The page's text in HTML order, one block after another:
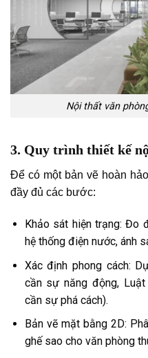
Nội thất văn
3. Quy trình thiết kế
Để có một bản vẽ hoàn
đầy đủ các bước:
Khảo sát hiện trạng: Đo
hệ thống điện nước, ánh
Xác định phong cách:
cần sự năng động,
cần sự phá cách).
Bản vẽ mặt bằng 2D:
ghế sao cho văn phòng